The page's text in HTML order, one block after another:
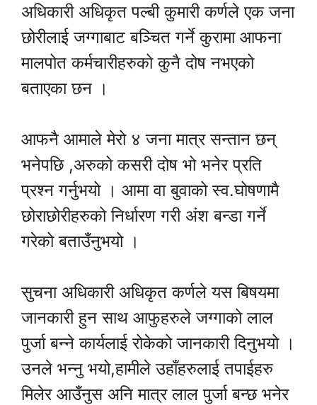
अधिकारी अधिकृत पल्बी कुमारी कर्णले एक जना
छोरीलाई जग्गाबाट बञ्चित गर्ने कुरामा आफना
मालपोत कर्मचारीहरुको कुनै दोष नभएको
बताएका छन ।
आफनै आमाले मेरो ४ जना मात्र सन्तान छन्
भनेपछि ,अरुको कसरी दोष भो भनेर प्रति
प्रश्न गर्नुभयो । आमा वा बुवाको स्व.घोषणामै
छोराछोरीहरुको निर्धारण गरी अंश बन्डा गर्ने
गरेको बताउँनुभयो ।
सुचना अधिकारी अधिकृत कर्णले यस बिषयमा
जानकारी हुन साथ आफुहरुले जग्गाको लाल
पुर्जा बन्ने कार्यलाई रोकेको जानकारी दिनुभयो ।
उनले भन्नु भयो,हामीले उहाँहरुलाई तपाईहरु
मिलेर आउँनुस अनि मात्र लाल पुर्जा बन्छ भनेर